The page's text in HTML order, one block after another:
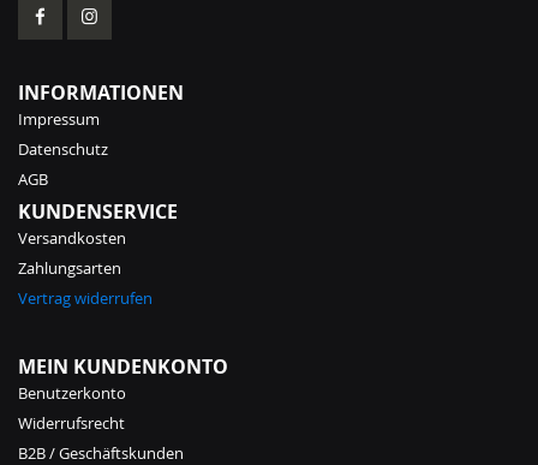
INFORMATIONEN
Impressum
Datenschutz
AGB
KUNDENSERVICE
Versandkosten
Zahlungsarten
Vertrag widerrufen
MEIN KUNDENKONTO
Benutzerkonto
Widerrufsrecht
B2B / Geschäftskunden